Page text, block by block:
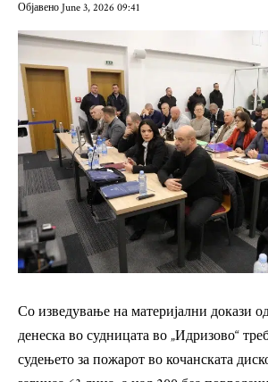
Објавено June 3, 2026 09:41
Со изведување на материјални докази
денеска во судницата во „Идризово“
судењето за пожарот во кочанската